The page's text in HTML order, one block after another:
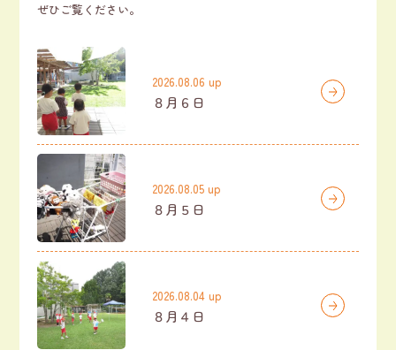
ぜひご覧ください。
2026.08.06 up
８月６日
2026.08.05 up
８月５日
2026.08.04 up
８月４日